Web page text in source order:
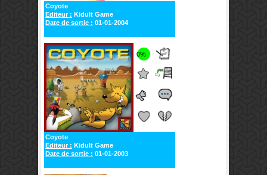
Coyote
Editeur : Kidult Game
Date de sortie : 01-01-2004
0%
Coyote
Editeur : Kidult Game
Date de sortie : 01-01-2003